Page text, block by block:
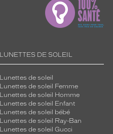
LUNETTES DE SOLEIL
Lunettes de soleil
Lunettes de soleil Femme
Lunettes de soleil Homme
Lunettes de soleil Enfant
Lunettes de soleil bébé
Lunettes de soleil Ray-Ban
Lunettes de soleil Gucci